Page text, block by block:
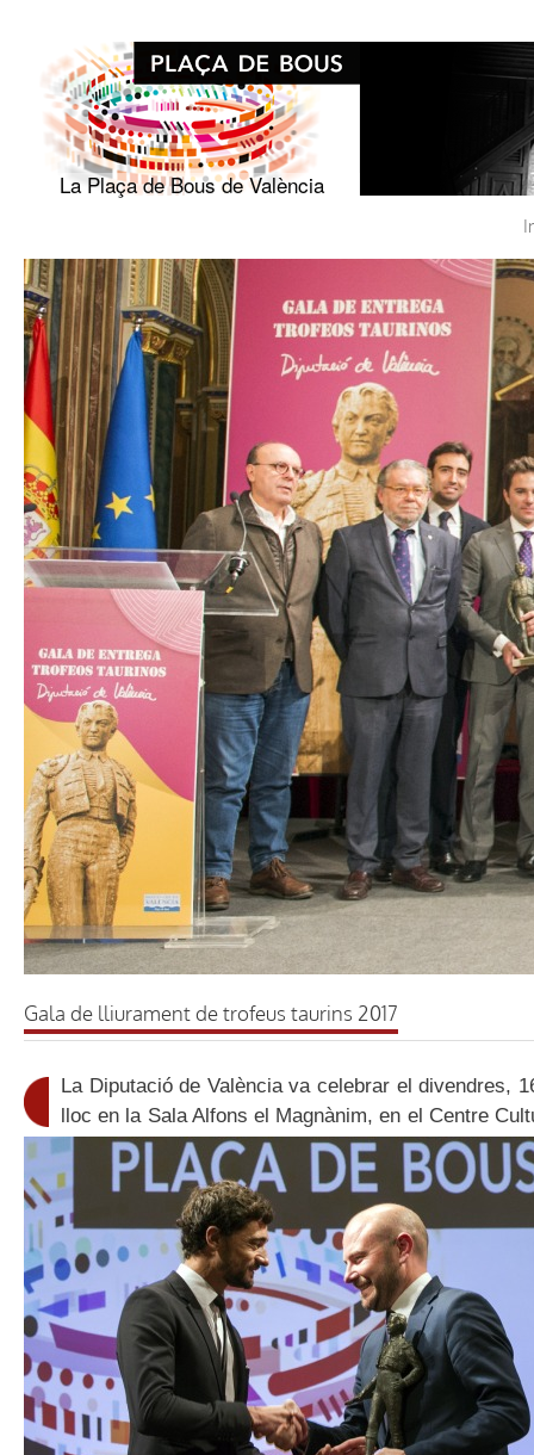
contingut
La Plaça de Bous de València
Gala de lliurament de trofeus taurins 2017
La Diputació de València va celebrar el divendres,
lloc en la Sala Alfons el Magnànim, en el Centre